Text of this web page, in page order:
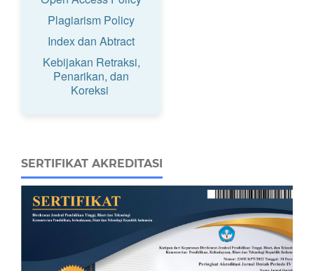
Plagiarism Policy
Index dan Abtract
Kebijakan Retraksi,
Penarikan, dan
Koreksi
SERTIFIKAT AKREDITASI